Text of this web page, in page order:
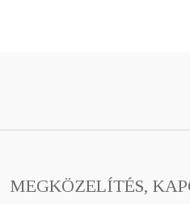
MEGKÖZELÍTÉS,